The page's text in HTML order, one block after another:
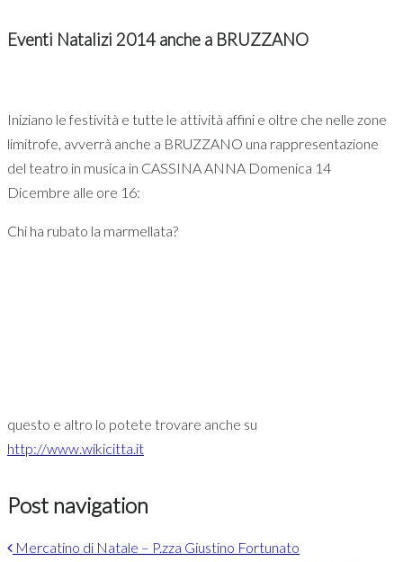
Eventi Natalizi 2014 anche a BRUZZANO
Iniziano le festività e tutte le attività affini e oltre che nelle zone
limitrofe, avverrà anche a BRUZZANO una rappresentazione
del teatro in musica in CASSINA ANNA Domenica 14
Dicembre alle ore 16:
Chi ha rubato la marmellata?
questo e altro lo potete trovare anche su
http://www.wikicitta.it
Post navigation
Mercatino di Natale – P.zza Giustino Fortunato